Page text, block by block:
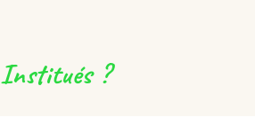
Institués ?